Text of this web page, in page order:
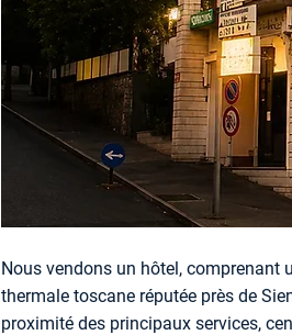
Nous vendons un hôtel, comprenant
thermale toscane réputée près de
proximité des principaux services,